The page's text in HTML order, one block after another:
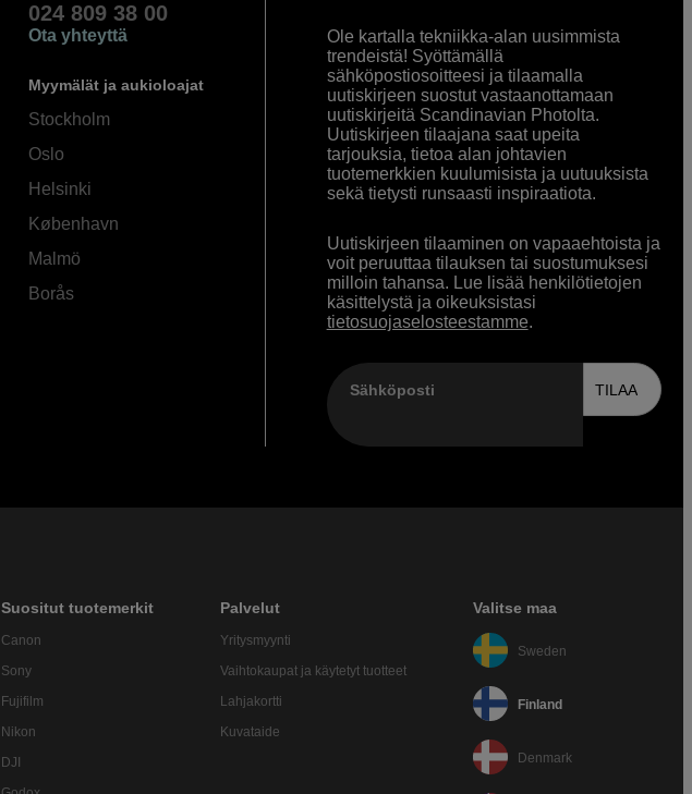
024 809 38 00
Ota yhteyttä
Myymälät ja aukioloajat
Stockholm
Oslo
Helsinki
København
Malmö
Borås
Ole kartalla tekniikka-alan uusimmista
trendeistä! Syöttämällä
sähköpostiosoitteesi ja tilaamalla
uutiskirjeen suostut vastaanottamaan
uutiskirjeitä Scandinavian Photolta.
Uutiskirjeen tilaajana saat upeita
tarjouksia, tietoa alan johtavien
tuotemerkkien kuulumisista ja uutuuksista
sekä tietysti runsaasti inspiraatiota.
Uutiskirjeen tilaaminen on vapaaehtoista ja
voit peruuttaa tilauksen tai suostumuksesi
milloin tahansa. Lue lisää henkilötietojen
käsittelystä ja oikeuksistasi
tietosuojaselosteestamme.
Sähköposti TILAA
Suositut tuotemerkit
Canon
Sony
Fujifilm
Nikon
DJI
Palvelut
Yritysmyynti
Vaihtokaupat ja käytetyt tuotteet
Lahjakortti
Kuvataide
Valitse maa
Sweden
Finland
Denmark